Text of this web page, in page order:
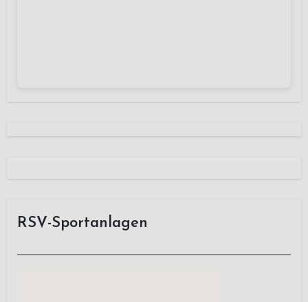
RSV-Sportanlagen